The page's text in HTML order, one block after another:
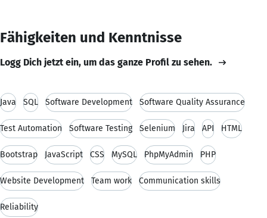
Fähigkeiten und Kenntnisse
Logg Dich jetzt ein, um das ganze Profil zu sehen.
Java SQL Software Development Software Quality Assurance
Test Automation Software Testing Selenium Jira API HTML
Bootstrap JavaScript CSS MySQL PhpMyAdmin PHP
Website Development Team work Communication skills
Reliability